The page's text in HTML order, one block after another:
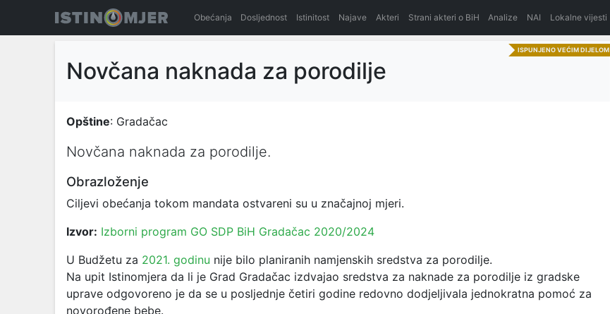
Obećanja Dosljednost Istinitost Najave Akteri Strani akteri o BiH Analize NAI Lokalne vijesti
ISPUNJENO VEĆIM DIJELOM
Novčana naknada za porodilje
Opštine: Gradačac
Novčana naknada za porodilje.
Obrazloženje
Ciljevi obećanja tokom mandata ostvareni su u značajnoj mjeri.
Izvor: Izborni program GO SDP BiH Gradačac 2020/2024
U Budžetu za 2021. godinu nije bilo planiranih namjenskih sredstva za porodilje.
Na upit Istinomjera da li je Grad Gradačac izdvajao sredstva za naknade za porodilje iz gradske
uprave odgovoreno je da se u posljednje četiri godine redovno dodjeljivala jednokratna pomoć za
novorođene bebe.